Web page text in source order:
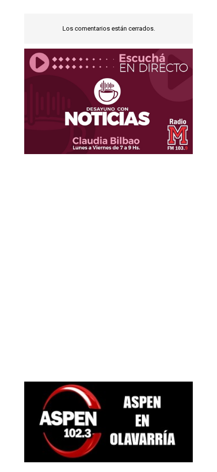
Los comentarios están cerrados.